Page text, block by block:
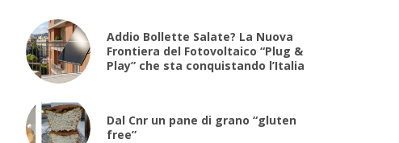
Addio Bollette Salate? La Nuova
Frontiera del Fotovoltaico “Plug &
Play” che sta conquistando l’Italia
Dal Cnr un pane di grano “gluten
free”